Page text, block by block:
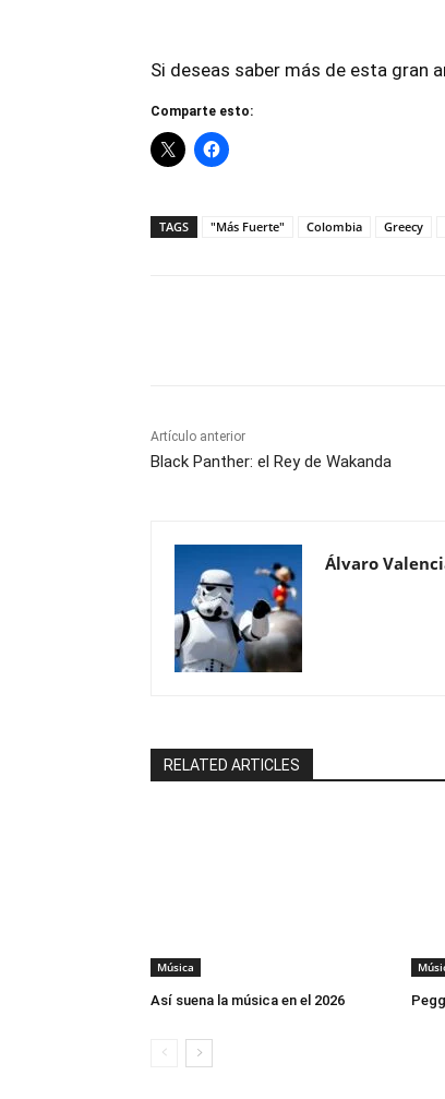
Si deseas saber más de esta gran
Comparte esto:
TAGS "Más Fuerte" Colombia Greecy
Artículo anterior
Black Panther: el Rey de Wakanda
Álvaro
RELATED ARTICLES
Música
Así suena la música en el 2026